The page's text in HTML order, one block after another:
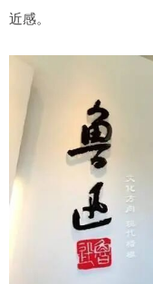
近感。